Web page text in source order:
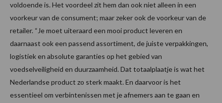
voldoende is. Het voordeel zit hem dan ook niet alleen in een
voorkeur van de consument; maar zeker ook de voorkeur van de
retailer. “Je moet uiteraard een mooi product leveren en
daarnaast ook een passend assortiment, de juiste verpakkingen,
logistiek en absolute garanties op het gebied van
voedselveiligheid en duurzaamheid. Dat totaalplaatje is wat het
Nederlandse product zo sterk maakt. En daarvoor is het
essentieel om verbintenissen met je afnemers aan te gaan en